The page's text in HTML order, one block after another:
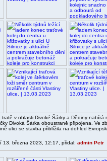
tratě v oblasti Divoké Šárky a Dědiny
Divoká Šárka oboustraně připojena. Ve
ulici se stavba přiblížila na dohled
13. března 2023, 12:17, přidal: admin Petr